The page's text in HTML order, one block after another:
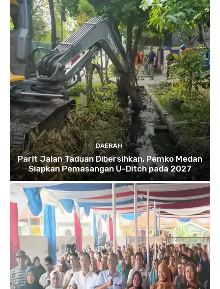
DAERAH
Parit Jalan Taduan Dibersihkan, Pemko Medan
Siapkan Pemasangan U-Ditch pada 2027